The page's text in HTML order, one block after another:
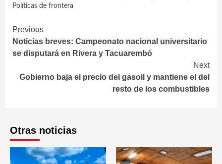
Políticas de frontera
Continue
Reading
Previous
Noticias breves: Campeonato nacional universitario
se disputará en Rivera y Tacuarembó
Next
Gobierno baja el precio del gasoil y mantiene el del
resto de los combustibles
Otras noticias